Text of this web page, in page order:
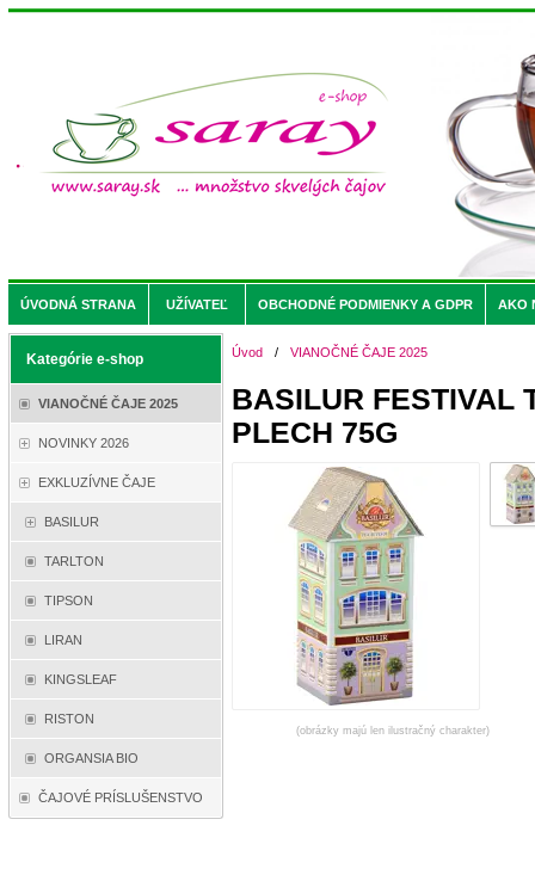
ÚVODNÁ STRANA UŽÍVATEĽ OBCHODNÉ PODMIENKY A GDPR AKO
Kategórie e-shop
VIANOČNÉ ČAJE 2025
NOVINKY 2026
EXKLUZÍVNE ČAJE
BASILUR
TARLTON
TIPSON
LIRAN
KINGSLEAF
RISTON
ORGANSIA BIO
ČAJOVÉ PRÍSLUŠENSTVO
Úvod / VIANOČNÉ ČAJE 2025
BASILUR FESTIVAL
PLECH 75G
(obrázky majú len ilustračný charakter)